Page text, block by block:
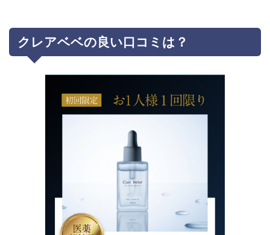
クレアベベの良い口コミは？